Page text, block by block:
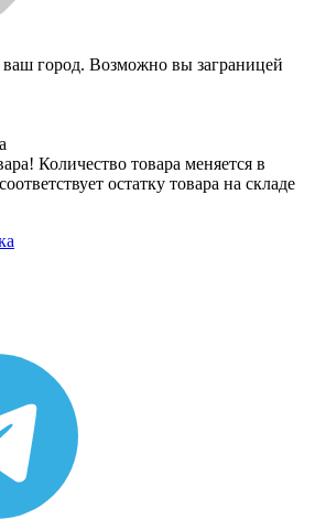
город. Возможно вы заграницей
Количество товара меняется в
остатку товара на складе